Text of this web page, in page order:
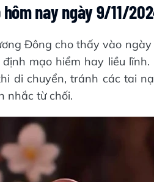
hôm nay ngày 9/11/
Đông cho thấy vào
mạo hiểm hay liều
di chuyển, tránh các tai
nhắc từ chối.